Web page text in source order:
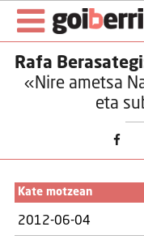
Rafa
«Nire ametsa
eta
Kate motzean
2012-06-04